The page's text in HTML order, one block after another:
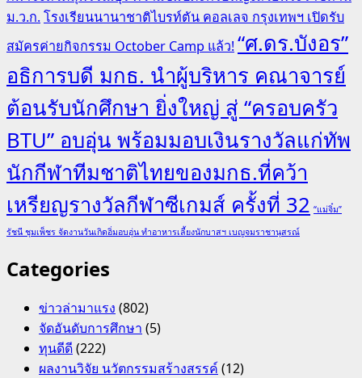
ม.ว.ก.โรงเรียนนานาชาติไบรท์ตัน คอลเลจ กรุงเทพฯ เปิดรับ
สมัครค่ายกิจกรรม October Camp แล้ว!“ศ.ดร.บังอร”
อธิการบดี มกธ. นำผู้บริหาร คณาจารย์
ต้อนรับนักศึกษา ยิ่งใหญ่ สู่ “ครอบครัว
BTU” อบอุ่น พร้อมมอบเงินรางวัลแก่ทัพ
นักกีฬาทีมชาติไทยของมกธ.ที่คว้า
เหรียญรางวัลกีฬาซีเกมส์ ครั้งที่ 32 “แม่จิ๋ม”
รัชนี ชุมเพ็ชร จัดงานวันเกิดอิ่มอบอุ่น ทำอาหารเลี้ยงนักบาสฯ เบญจมราชานุสรณ์
Categories
ข่าวล่ามาแรง (802)
จัดอันดับการศึกษา (5)
ทุนดีดี(222)
ผลงานวิจัย นวัตกรรมสร้างสรรค์(12)